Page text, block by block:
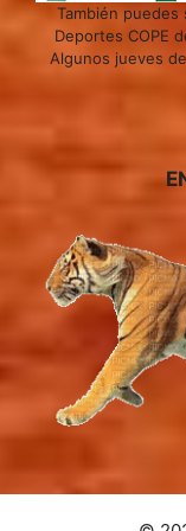
También puedes
Deportes COPE
Algunos jueves